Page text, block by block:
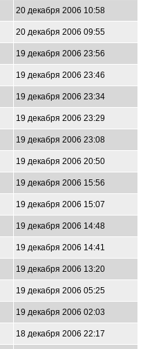
20 декабря 2006 10:58
20 декабря 2006 09:55
19 декабря 2006 23:56
19 декабря 2006 23:46
19 декабря 2006 23:34
19 декабря 2006 23:29
19 декабря 2006 23:08
19 декабря 2006 20:50
19 декабря 2006 15:56
19 декабря 2006 15:07
19 декабря 2006 14:48
19 декабря 2006 14:41
19 декабря 2006 13:20
19 декабря 2006 05:25
19 декабря 2006 02:03
18 декабря 2006 22:17